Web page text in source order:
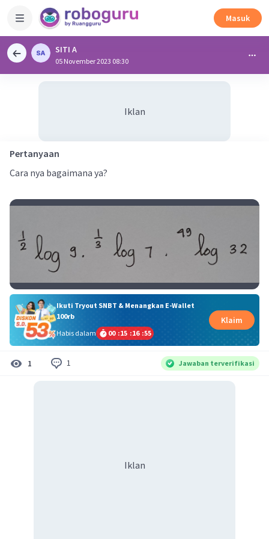
Masuk
SITI A
05 November 2023 08:30
Iklan
Pertanyaan
Cara nya bagaimana ya?
Ikuti Tryout SNBT & Menangkan E-Wallet
100rb
Habis dalam
00 :15 :16 :55
Klaim
1 1 Jawaban terverifikasi
Iklan